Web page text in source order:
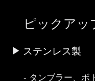
ピックアッ
ステンレス製
タンブラー、ボ